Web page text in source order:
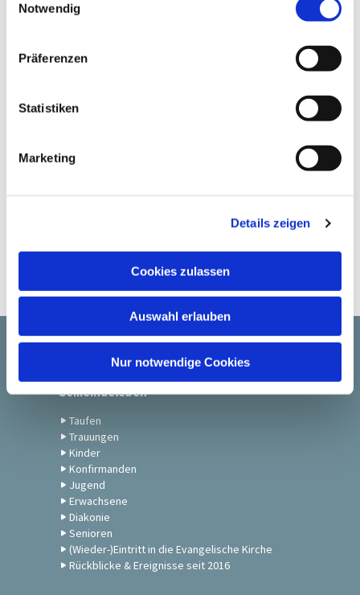
a
Notwendig
Präferenzen
Statistiken
Marketing
Details zeigen
Cookies zulassen
Auswahl erlauben
Nur notwendige Cookies
Startseite
Gemeindeleben
Taufen
Trauungen
Kinder
Konfirmanden
Jugend
Erwachsene
Diakonie
Senioren
(Wieder-)Eintritt in die Evangelische Kirche
Rückblicke & Ereignisse seit 2016